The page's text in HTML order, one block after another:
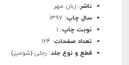
ناشر: زبان مهر
سال چاپ: ۱۳۹۷
نوبت چاپ: ۱
تعداد صفحات: ۱۲۴
قطع و نوع جلد: رحلی (شومیز)